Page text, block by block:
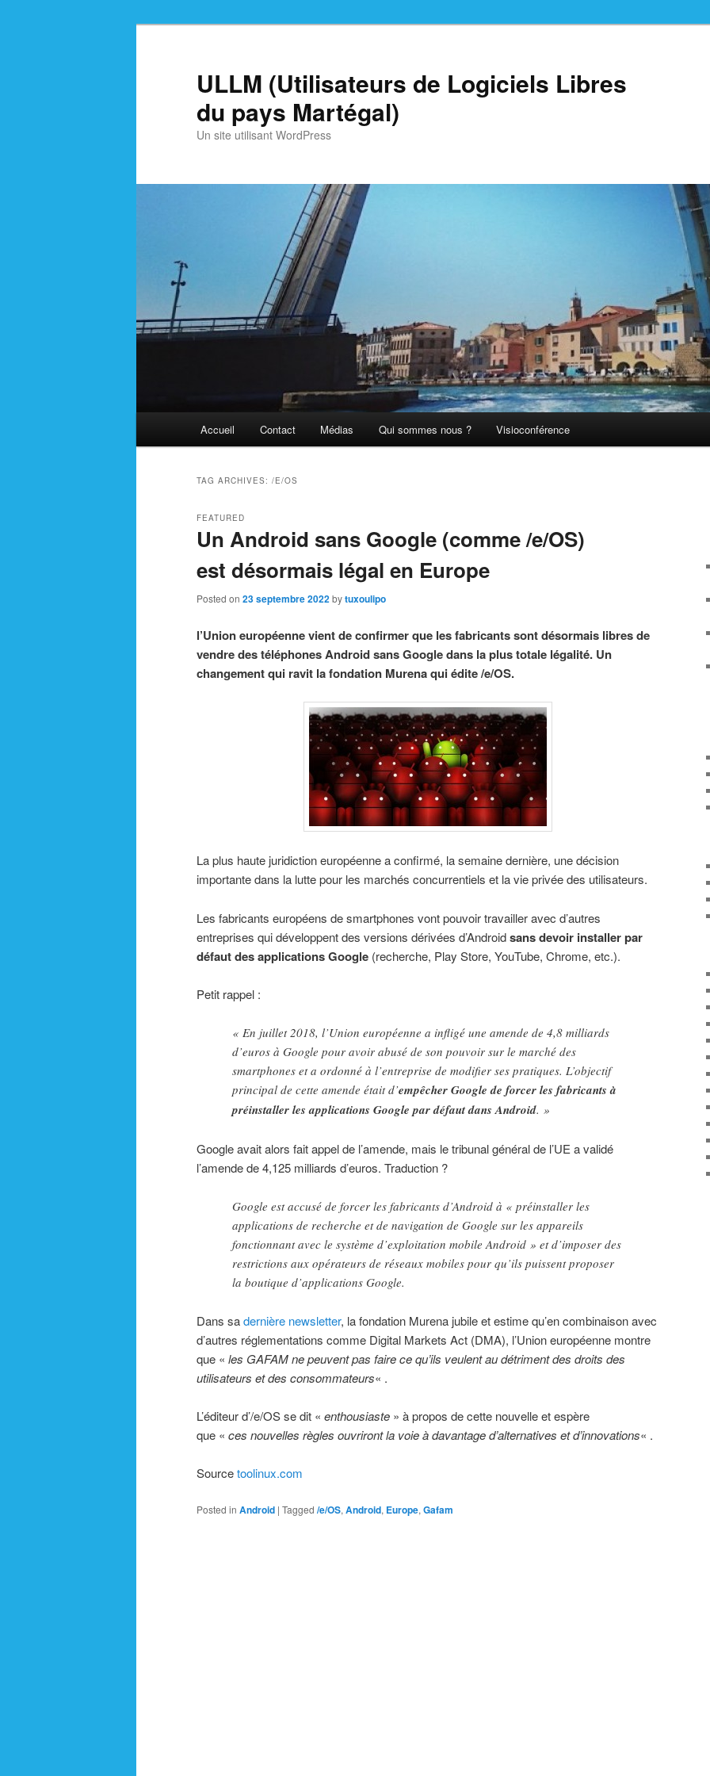
ULLM (Utilisateurs de Logiciels Libres
du pays Martégal)
Un site utilisant WordPress
Accueil Contact Médias Qui sommes nous ? Visioconférence
TAG ARCHIVES: /E/OS
Un Android sans Google (comme /e/OS)
est désormais légal en Europe
FEATURED
Posted on 23 septembre 2022bytuxoulipo
l’Union européenne vient de confirmer que les fabricants sont désormais libres de
vendre des téléphones Android sans Google dans la plus totale légalité. Un
changement qui ravit la fondation Murena qui édite /e/OS.
La plus haute juridiction européenne a confirmé, la semaine dernière, une décision
importante dans la lutte pour les marchés concurrentiels et la vie privée des utilisateurs.
Les fabricants européens de smartphones vont pouvoir travailler avec d’autres
entreprises qui développent des versions dérivées d’Androidsans devoir installer par
défaut des applications Google (recherche, Play Store, YouTube, Chrome, etc.).
Petit rappel :
« En juillet 2018, l’Union européenne a infligé une amende de 4,8 milliards
d’euros à Google pour avoir abusé de son pouvoir sur le marché des
smartphones et a ordonné à l’entreprise de modifier ses pratiques. L’objectif
principal de cette amende était d’empêcher Google de forcer les fabricants à
préinstaller les applications Google par défaut dans Android. »
Google avait alors fait appel de l’amende, mais le tribunal général de l’UE a validé
l’amende de 4,125 milliards d’euros. Traduction ?
Google est accusé de forcer les fabricants d’Android à « préinstaller les
applications de recherche et de navigation de Google sur les appareils
fonctionnant avec le système d’exploitation mobile Android » et d’imposer des
restrictions aux opérateurs de réseaux mobiles pour qu’ils puissent proposer
la boutique d’applications Google.
Dans sadernière newsletter, la fondation Murena jubile et estime qu’en combinaison avec
d’autres réglementations comme Digital Markets Act (DMA), l’Union européenne montre
que « les GAFAM ne peuvent pas faire ce qu’ils veulent au détriment des droits des
utilisateurs et des consommateurs« .
L’éditeur d’/e/OS se dit « enthousiaste » à propos de cette nouvelle et espère
que « ces nouvelles règles ouvriront la voie à davantage d’alternatives et d’innovations« .
Sourcetoolinux.com
Posted in Android | Tagged /e/OS, Android, Europe, Gafam